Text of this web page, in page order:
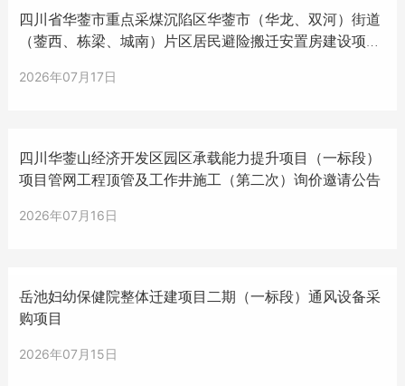
四川省华蓥市重点采煤沉陷区华蓥市（华龙、双河）街道
（蓥西、栋梁、城南）片区居民避险搬迁安置房建设项目
2026年07月17日
四川华蓥山经济开发区园区承载能力提升项目（一标段）
项目管网工程顶管及工作井施工（第二次）询价邀请公告
2026年07月16日
岳池妇幼保健院整体迁建项目二期（一标段）通风设备采
购项目
2026年07月15日